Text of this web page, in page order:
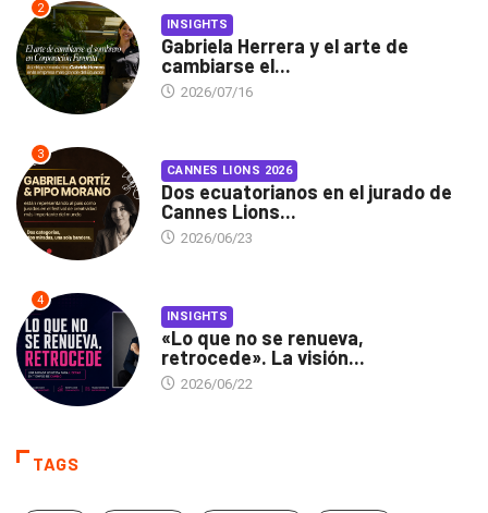
2
INSIGHTS
Gabriela Herrera y el arte de
cambiarse el...
2026/07/16
3
CANNES LIONS 2026
Dos ecuatorianos en el jurado de
Cannes Lions...
2026/06/23
4
INSIGHTS
«Lo que no se renueva,
retrocede». La visión...
2026/06/22
TAGS